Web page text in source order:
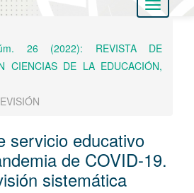
Toggle
26 (2022): REVISTA DE
CIENCIAS DE LA EDUCACIÓN,
servicio educativo
de COVID-19.
sistemática